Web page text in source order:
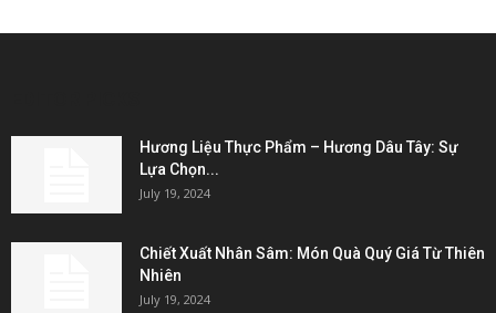
Hương Liệu Thực Phẩm – Hương Dâu Tây: Sự
Lựa Chọn...
July 19, 2024
Chiết Xuất Nhân Sâm: Món Quà Quý Giá Từ Thiên
Nhiên
July 19, 2024